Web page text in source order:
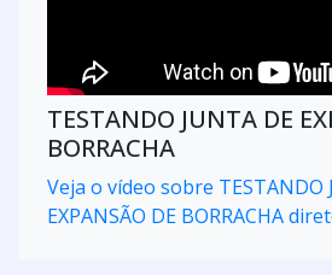
TESTANDO JUNTA DE
BORRACHA
Veja o vídeo sobre TESTANDO
EXPANSÃO DE BORRACHA